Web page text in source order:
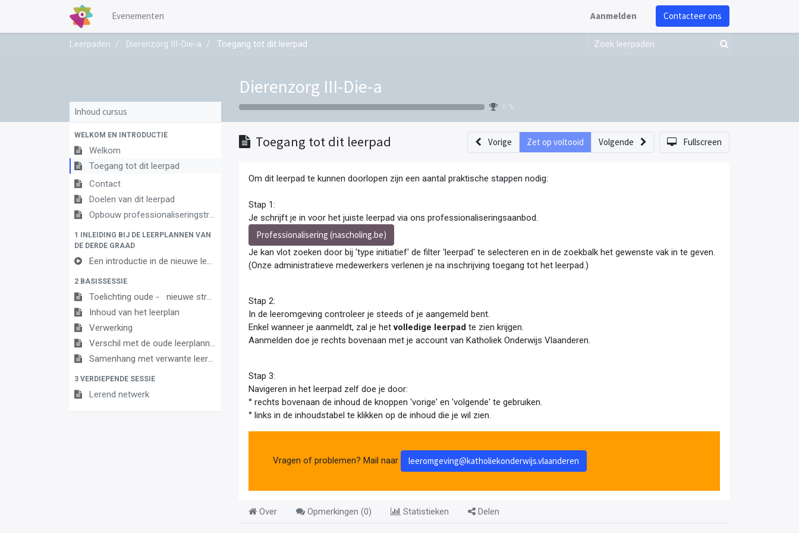
Evenementen Aanmelden Contacteer ons
Leerpaden Dierenzorg III-Die-a Toegang tot dit leerpad
Dierenzorg III-Die-a
0 %
Inhoud cursus
WELKOM EN INTRODUCTIE
Welkom
Toegang tot dit leerpad
Contact
Doelen van dit leerpad
Opbouw professionaliseringstraject
1 INLEIDING BIJ DE LEERPLANNEN VAN
DE DERDE GRAAD
Een introductie in de nieuwe leerplannen van de derde graad
2 BASISSESSIE
Toelichting oude - nieuwe structuur
Inhoud van het leerplan
Verwerking
Verschil met de oude leerplannen
Samenhang met verwante leerplannen
3 VERDIEPENDE SESSIE
Lerend netwerk
Toegang tot dit leerpad Vorige Zet op voltooid Volgende Fullscreen
Om dit leerpad te kunnen doorlopen zijn een aantal praktische stappen nodig:
Stap 1:
Je schrijft je in voor het juiste leerpad via ons professionaliseringsaanbod.
Professionalisering (nascholing.be)
Je kan vlot zoeken door bij 'type initiatief' de filter 'leerpad' te selecteren en in de zoekbalk het gewenste vak in te geven.
(Onze administratieve medewerkers verlenen je na inschrijving toegang tot het leerpad.)
Stap 2:
In de leeromgeving controleer je steeds of je aangemeld bent.
Enkel wanneer je aanmeldt, zal je hetvolledige leerpad te zien krijgen.
Aanmelden doe je rechts bovenaan met je account van Katholiek Onderwijs Vlaanderen.
Stap 3:
Navigeren in het leerpad zelf doe je door:
° rechts bovenaan de inhoud de knoppen 'vorige' en 'volgende' te gebruiken.
° links in de inhoudstabel te klikken op de inhoud die je wil zien.
Vragen of problemen? Mail naar leeromgeving@katholiekonderwijs.vlaanderen
Over Opmerkingen (0) Statistieken Delen